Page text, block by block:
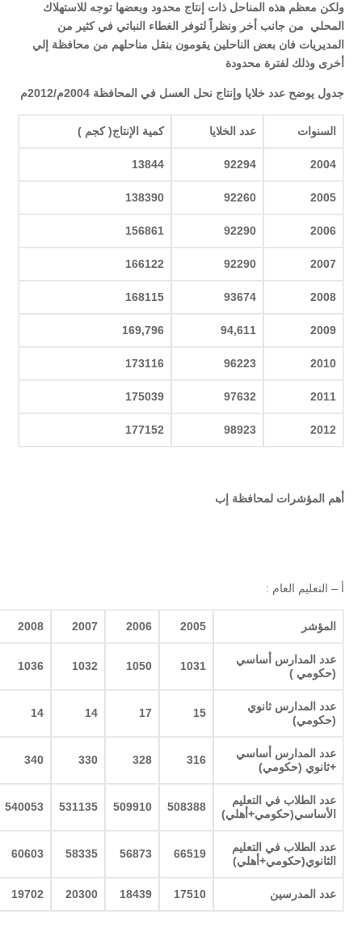
ولكن معظم هذه المناحل ذات إنتاج محدود وبعضها توجه للاستهلاك
المحلي من جانب أخر ونظراً لتوفر الغطاء النباتي في كثير من
المديريات فان بعض الناحلين يقومون بنقل مناحلهم من محافظة إلي
أخرى وذلك لفترة محدودة
جدول يوضح عدد خلايا وإنتاج نحل العسل في المحافظة 2004م/2012م
السنوات عدد الخلايا كمية الإنتاج( كجم )
2004
92294
13844
2005
92260
138390
2006
92290
156861
2007
92290
166122
2008
93674
168115
2009
94,611
169,796
2010
96223
173116
2011
97632
175039
2012
98923
177152
أهم المؤشرات لمحافظة إب
أ – التعليم العام :
المؤشر 2005
2006
2007
2008
عدد المدارس أساسي
(حكومي )
1031
1050
1032
1036
عدد المدارس ثانوي
(حكومي)
15
17
14
14
عدد المدارس أساسي
+ثانوي (حكومي)
316
328
330
340
عدد الطلاب في التعليم
الأساسي(حكومي+أهلي)
508388
509910
531135
540053
عدد الطلاب في التعليم
الثانوي(حكومي+أهلي)
66519
56873
58335
60603
عدد المدرسين 17510
18439
20300
19702